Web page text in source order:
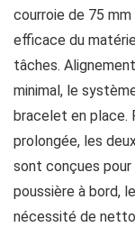
courroie de 75
efficace du
tâches.
minimal, le
bracelet en place.
prolongée, les
sont conçues
poussière à bord,
nécessité de